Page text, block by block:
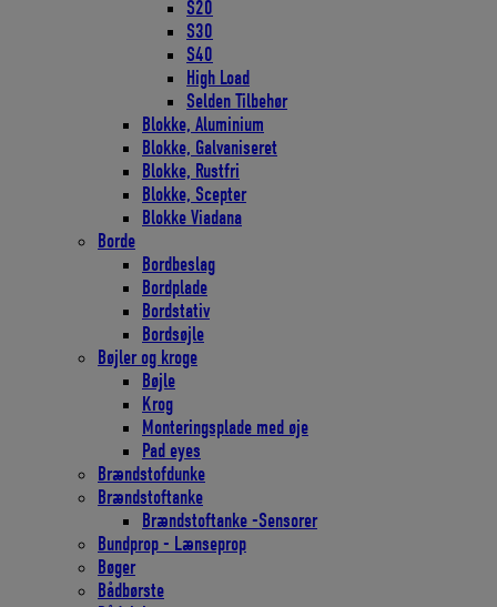
S20
S30
S40
High Load
Selden Tilbehør
Blokke, Aluminium
Blokke, Galvaniseret
Blokke, Rustfri
Blokke, Scepter
Blokke Viadana
Borde
Bordbeslag
Bordplade
Bordstativ
Bordsøjle
Bøjler og kroge
Bøjle
Krog
Monteringsplade med øje
Pad eyes
Brændstofdunke
Brændstoftanke
Brændstoftanke -Sensorer
Bundprop - Lænseprop
Bøger
Bådbørste